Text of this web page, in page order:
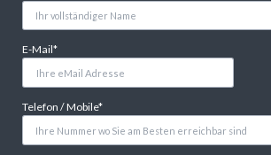
Pflichtfeld
E-Mail*
Pflichtfeld
Telefon / Mobile*